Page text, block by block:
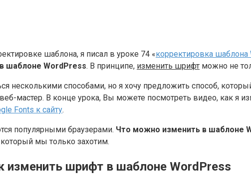
шаблона, я писал в уроке 74 «корректировка шаблона
шаблоне WordPress. В принципе, изменить шрифт можно не
несколькими способами, но я хочу предложить способ,
мастер. В конце урока, Вы можете посмотреть видео, как я
Fonts к сайту.
популярными браузерами. Что можно изменить в шаблоне
мы только захотим.
изменить шрифт в шаблоне WordPress